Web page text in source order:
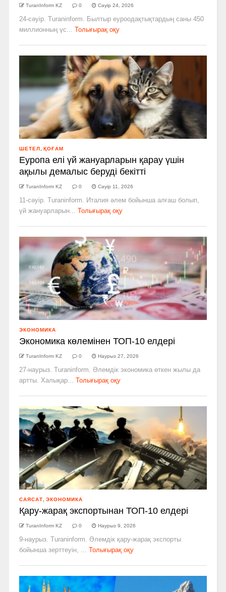
TuranInform KZ 0 Сәуір 24, 2026
24-сәуір. Turaninform. Былтыр еуроодақтықтардың саны 450
миллионның үс...
Толығырақ оқу
ШЕТЕЛ ҚОҒАМ
Еуропа елі үй жануарларын қарау үшін
ақылы демалыс беруді бекітті
TuranInform KZ 0 Сәуір 11, 2026
11-сәуір. Turaninform. Италия әлем бойынша алғаш болып,
үй жануарларын...
Толығырақ оқу
ЭКОНОМИКА
Экономика көлемінен ТОП-10 елдері
TuranInform KZ 0 Наурыз 27, 2026
27-наурыз. Turaninform. Әлемдік экономика өткен жылы да
артты. Халықар...
Толығырақ оқу
САЯСАТ ЭКОНОМИКА
Қару-жарақ экспортынан ТОП-10 елдері
TuranInform KZ 0 Наурыз 9, 2026
9-наурыз. Turaninform. Әлемдік қару-жарақ экспорты
бойынша зерттеуін, ...
Толығырақ оқу